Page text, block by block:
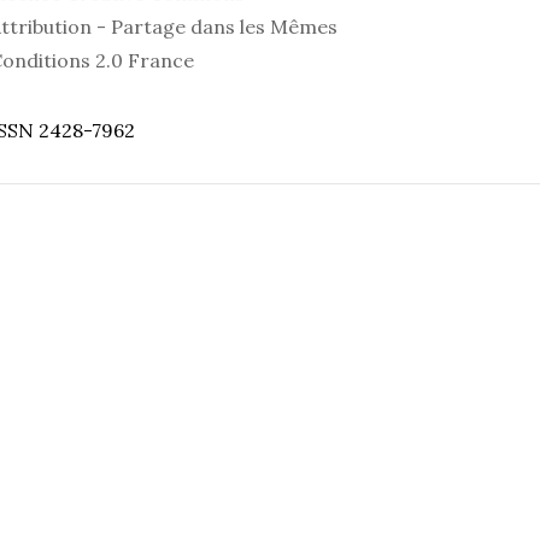
- Partage dans les Mêmes
2.0 France
2428-7962